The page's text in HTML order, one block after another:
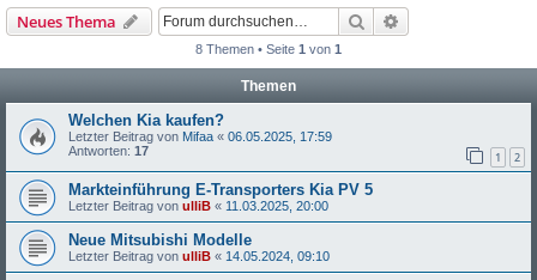
Neues Thema Suche
8 Themen • Seite 1 von 1
Themen
Welchen Kia kaufen?
Letzter Beitrag von Mifaa « 06.05.2025, 17:59
Antworten: 17 1 2
Markteinführung E-Transporters Kia PV 5
Letzter Beitrag von ulliB « 11.03.2025, 20:00
Neue Mitsubishi Modelle
Letzter Beitrag von ulliB « 14.05.2024, 09:10